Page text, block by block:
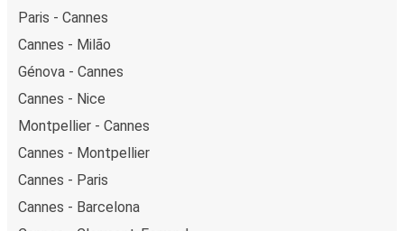
Paris - Cannes
Cannes - Milão
Génova - Cannes
Cannes - Nice
Montpellier - Cannes
Cannes - Montpellier
Cannes - Paris
Cannes - Barcelona